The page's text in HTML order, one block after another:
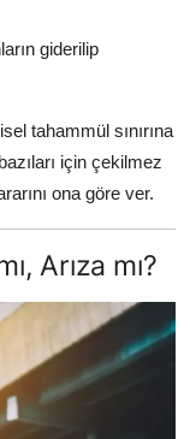
giderilip
tahammül sınırına
için çekilmez
ona göre ver.
Arıza mı?